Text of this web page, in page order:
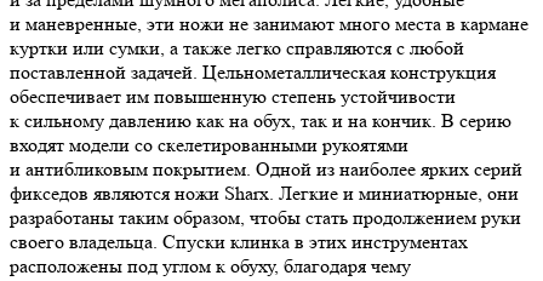
и маневренные, эти ножи не занимают много места в кармане
куртки или сумки, а также легко справляются с любой
поставленной задачей. Цельнометаллическая конструкция
обеспечивает им повышенную степень устойчивости
к сильному давлению как на обух, так и на кончик. В серию
входят модели со скелетированными рукоятями
и антибликовым покрытием. Одной из наиболее ярких серий
фикседов являются ножи Sharx. Легкие и миниатюрные, они
разработаны таким образом, чтобы стать продолжением руки
своего владельца. Спуски клинка в этих инструментах
расположены под углом к обуху, благодаря чему